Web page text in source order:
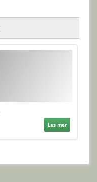
Les mer